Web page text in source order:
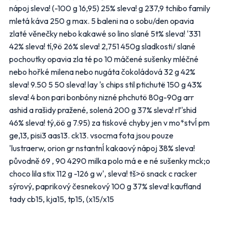
nápoj sleva! (-100 g 16,95) 25% sleva! g 237,9 tchibo family
mletá káva 250 g max. 5 baleni na o sobu/den opavia
zlaté věnečky nebo kakawé so lino slané 5t% sleva! '331
42% sleva! tí,9ö 26% sleva! 2,751 450g sladkosti/ slané
pochoutky opavia zla té po 10 máčené sušenky mléčné
nebo hořké milena nebo nugáta čokoládová 32 g 42%
sleva! 9.50 5 50 sleva! lay 's chips stil ptichutë 150 g 43%
sleva! 4 bon pari bonbóny nizné phchutö 80g-90g arr
ashid a rašidy pražené, solená 200 g 37% sleva! rľ'shid
46% sleva! tý,öö g 7.95) za tiskové chyby jen v mo*stvĺ pm
ge,13, pisi3 aas13. ck13. vsocma fota jsou pouze
'lustraerw, orion gr nstantnĺ kakaový nápoj 38% sleva!
původně 69 , 90 4290 milka polo má e e né sušenky mck;o
choco lila stix 112 g -126 g w', sleva! tš>ö snack c racker
sýrový, paprikový česnekový 100 g 37% sleva! kaufland
tady cb15, kja15, tp15, (x15/x15
FLOP Globus
Kaufland Lidl
Makro Norma
Penny Market Tesco
Další obchody podle kategorií
Bydlení, zahrada
Drogerie, kosmetika
Elektro
Nábytek
Oblečení
Obuv
Sport
Pro děti, hračky
Lékárny
Auto moto
Ostatní supermarkety